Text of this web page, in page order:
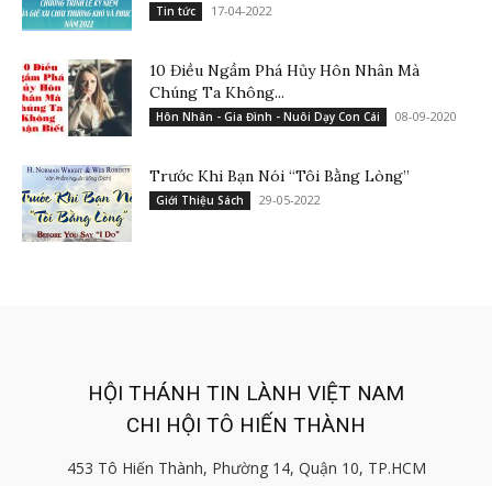
Tin tức 17-04-2022
10 Điều Ngầm Phá Hủy Hôn Nhân Mà
Chúng Ta Không...
Hôn Nhân - Gia Đình - Nuôi Dạy Con Cái 08-09-2020
Trước Khi Bạn Nói “Tôi Bằng Lòng”
Giới Thiệu Sách 29-05-2022
HỘI THÁNH TIN LÀNH VIỆT NAM
CHI HỘI TÔ HIẾN THÀNH
453 Tô Hiến Thành, Phường 14, Quận 10, TP.HCM